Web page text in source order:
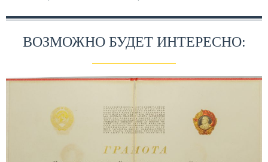
ВОЗМОЖНО БУДЕТ ИНТЕРЕСНО: